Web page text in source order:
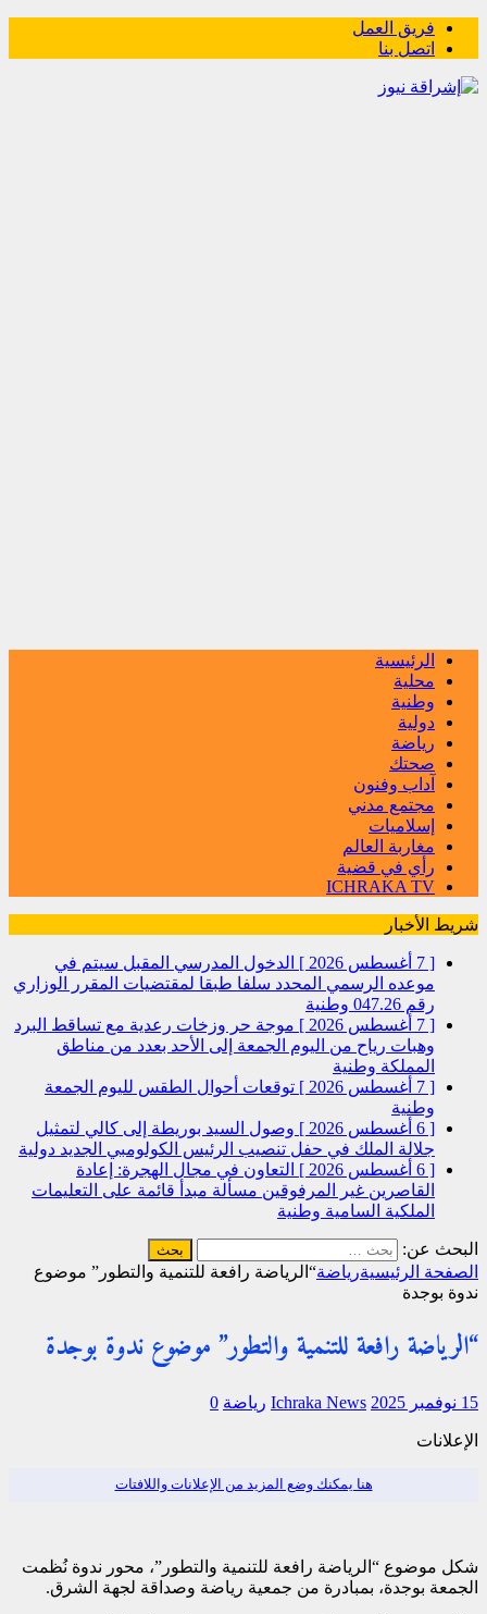
فريق العمل
اتصل بنا
الرئيسية
محلية
وطنية
دولية
رياضة
صحتك
آداب وفنون
مجتمع مدني
إسلاميات
مغاربة العالم
رأي في قضية
ICHRAKA TV
شريط الأخبار
[ 7 أغسطس 2026 ]
الدخول المدرسي المقبل سیتم في
موعده الرسمي المحدد سلفا طبقا لمقتضیات المقرر الوزاري
رقم 047.26
وطنية
[ 7 أغسطس 2026 ]
موجة حر وزخات رعدية مع تساقط البرد
وهبات رياح من اليوم الجمعة إلى الأحد بعدد من مناطق
المملكة وطنية
[ 7 أغسطس 2026 ]
توقعات أحوال الطقس لليوم الجمعة
وطنية
[ 6 أغسطس 2026 ]
وصول السيد بوريطة إلى كالي لتمثيل
جلالة الملك في حفل تنصيب الرئيس الكولومبي الجديد دولية
[ 6 أغسطس 2026 ]
التعاون في مجال الهجرة: إعادة
القاصرين غير المرفوقين مسألة مبدأ قائمة على التعليمات
الملكية السامية وطنية
البحث عن:
الصفحة الرئيسيةرياضة“الرياضة رافعة للتنمية والتطور” موضوع
ندوة بوجدة
“الرياضة رافعة للتنمية والتطور” موضوع ندوة بوجدة
15 نوفمبر 2025 Ichraka News رياضة 0
الإعلانات
هنا يمكنك وضع المزيد من الإعلانات واللافتات
شكل موضوع “الرياضة رافعة للتنمية والتطور”، محور ندوة نُظمت
الجمعة بوجدة، بمبادرة من جمعية رياضة وصداقة لجهة الشرق.